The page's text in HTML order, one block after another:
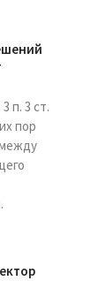
п. 3 ст.
пор